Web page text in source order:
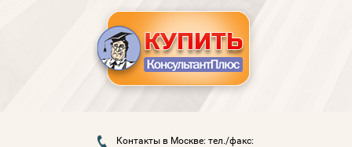
Контакты в Москве: тел./факс: